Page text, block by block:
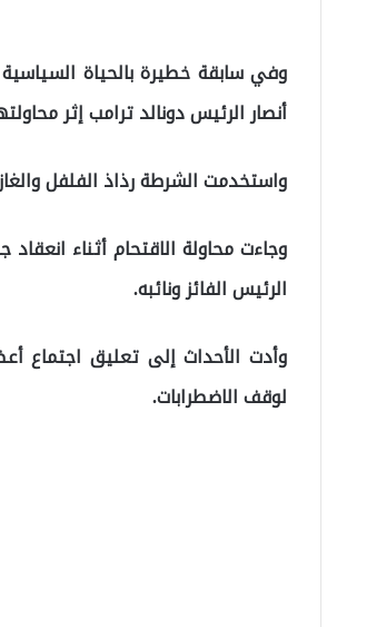
وفي سابقة خطيرة بالحياة
أنصار الرئيس دونالد ترامب إثر
واستخدمت الشرطة رذاذ الفلفل
وجاءت محاولة الاقتحام أثناء
الرئيس الفائز ونائبه.
وأدت الأحداث إلى تعليق اجتماع
لوقف الاضطرابات.